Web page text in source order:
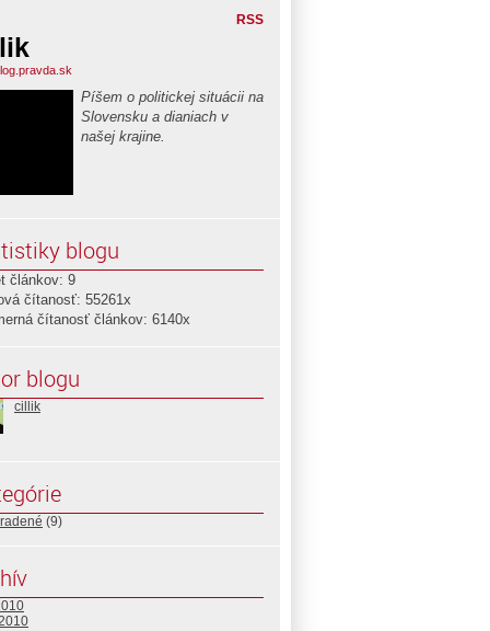
RSS
Píšem o politickej situácii na
Slovensku a dianiach v
našej krajine.
blogu
článkov: 9
čítanosť: 55261x
čítanosť článkov: 6140x
blogu
cillik
(9)